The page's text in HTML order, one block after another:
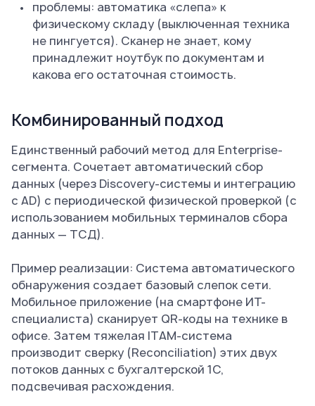
проблемы: автоматика «слепа» к
физическому складу (выключенная техника
не пингуется). Сканер не знает, кому
принадлежит ноутбук по документам и
какова его остаточная стоимость.
Комбинированный подход
Единственный рабочий метод для Enterprise-
сегмента. Сочетает автоматический сбор
данных (через Discovery-системы и интеграцию
с AD) с периодической физической проверкой (с
использованием мобильных терминалов сбора
данных — ТСД).
Пример реализации: Система автоматического
обнаружения создает базовый слепок сети.
Мобильное приложение (на смартфоне ИТ-
специалиста) сканирует QR-коды на технике в
офисе. Затем тяжелая ITAM-система
производит сверку (Reconciliation) этих двух
потоков данных с бухгалтерской 1С,
подсвечивая расхождения.